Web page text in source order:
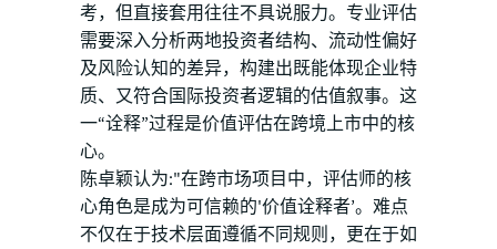
考，但直接套用往往不具说服力。专业评估
需要深入分析两地投资者结构、流动性偏好
及风险认知的差异，构建出既能体现企业特
质、又符合国际投资者逻辑的估值叙事。这
一“诠释”过程是价值评估在跨境上市中的核
心。
陈卓颖认为:"在跨市场项目中，评估师的核
心角色是成为可信赖的'价值诠释者’。难点
不仅在于技术层面遵循不同规则，更在于如